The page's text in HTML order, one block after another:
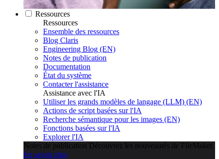
Ressources
Ressources
Ensemble des ressources
Blog Claris
Engineering Blog (EN)
Notes de publication
Documentation
État du système
Contacter l'assistance
Assistance avec l'IA
Utiliser les grands modèles de langage (LLM) (EN)
Actions de script basées sur l'IA
Recherche sémantique pour les images (EN)
Fonctions basées sur l'IA
Explorer l'IA
Notes de publication Découvrez les nouveautés de FileMaker.
En savoir plus